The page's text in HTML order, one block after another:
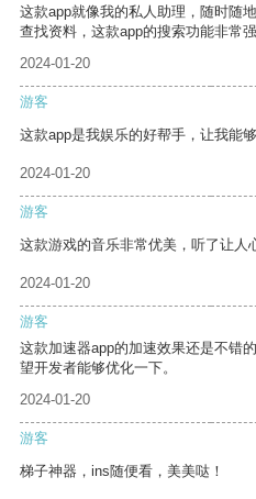
这款app就像我的私人助理，随时随
查找资料，这款app的搜索功能非常
2024-01-20
游客
这款app是我娱乐的好帮手，让我能
2024-01-20
游客
这款游戏的音乐非常优美，听了让人
2024-01-20
游客
这款加速器app的加速效果还是不错
望开发者能够优化一下。
2024-01-20
游客
梯子神器，ins随便看，美美哒！